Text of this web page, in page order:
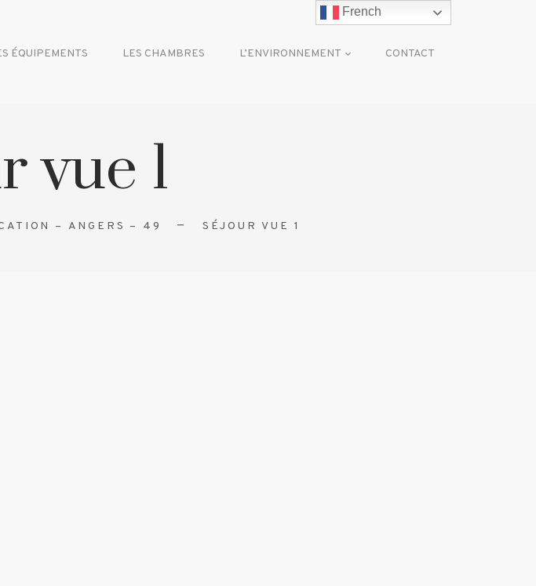
ÉQUIPEMENTS LES CHAMBRES L’ENVIRONNEMENT CONTACT
vue 1
– ANGERS – 49 SÉJOUR VUE 1
French